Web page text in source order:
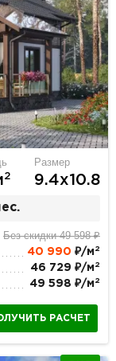
2
Размер
9.4х10.8
Без скидки 49 598 ₽
40 990 ₽/м 2
46 729 ₽/м 2
49 598 ₽/м 2
РАСЧЕТ